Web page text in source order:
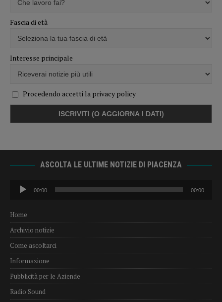
Fascia di età
Interesse principale
Procedendo accetti la privacy policy
ASCOLTA LE ULTIME NOTIZIE DI PIACENZA
Audio
Player
00:00 00:00
Home
Archivio notizie
Come ascoltarci
Informazione
Pubblicità per le Aziende
Radio Sound